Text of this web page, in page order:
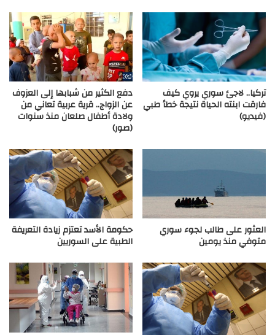
تركيا.. لاجئ سوري يروي كيف
فارقت ابنته الحياة نتيجة خطأ طبي
(فيديو)
دفع الكثير من شبابها إلى العزوف
عن الزواج.. قرية عربية تعاني من
ولادة أطفال صلعان منذ سنوات
(صور)
العثور على طالب لجوء سوري
متوفي منذ يومين
حكومة الأسد تعتزم زيادة التعريفة
الطبية على السوريين